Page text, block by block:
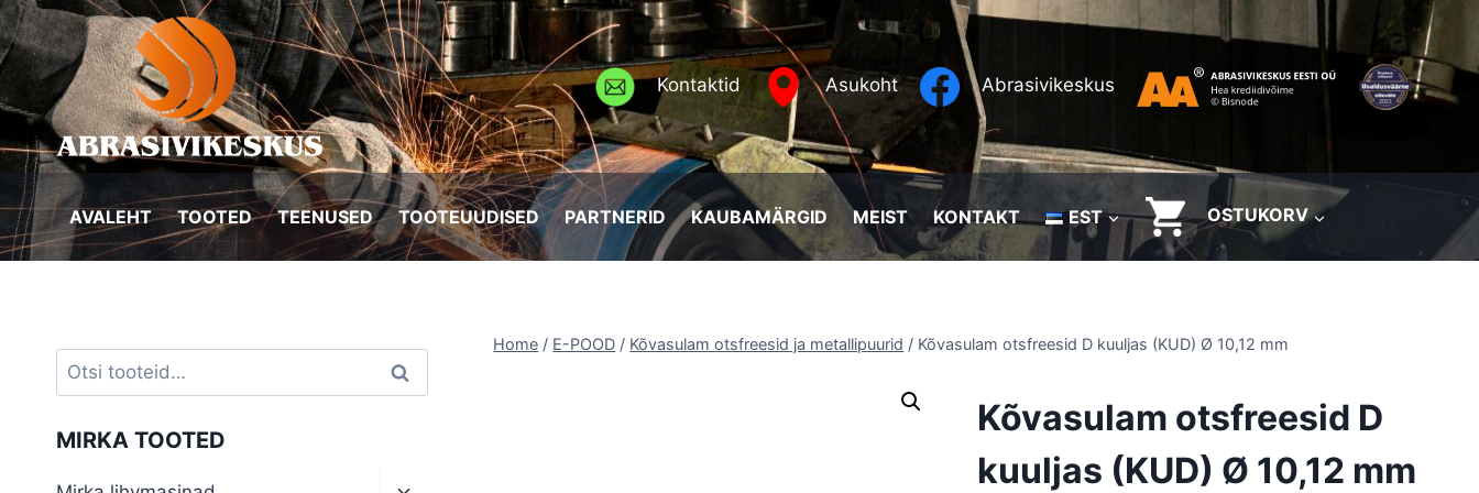
Skip
to
content
Kontaktid Asukoht Abrasivikeskus
AVALEHT TOOTED TEENUSED TOOTEUUDISED PARTNERID KAUBAMÄRGID MEIST KONTAKT EST OSTUKORV
Home / E-POOD / Kõvasulam otsfreesid ja metallipuurid / Kõvasulam otsfreesid D kuuljas (KUD) Ø 10,12 mm
Kõvasulam otsfreesid D
kuuljas (KUD) Ø 10,12 mm
Otsi: Otsi
MIRKA TOOTED
Toggle